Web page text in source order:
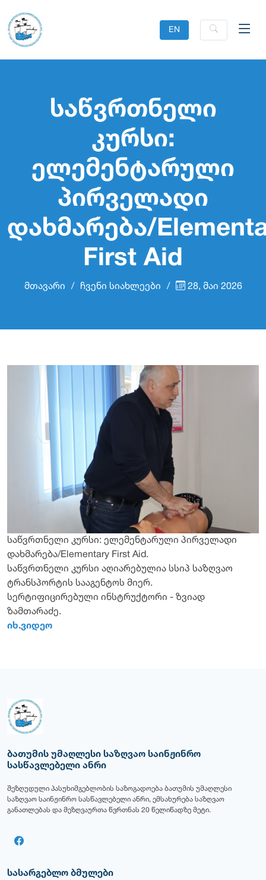
EN
საწვრთნელი
კურსი:
ელემენტარული
პირველადი
დახმარება/
First Aid
მთავარი ჩვენი სიახლეები 28, მაი 2026
საწვრთნელი კურსი: ელემენტარული პირველადი
დახმარება/Elementary First Aid.
საწვრთნელი კურსი აღიარებულია სსიპ საზღვაო
ტრანსპორტის სააგენტოს მიერ.
სერტიფიცირებული ინსტრუქტორი - ზვიად
ზამთარაძე.
იხ.ვიდეო
ბათუმის უმაღლესი საზღვაო საინჟინრო
სასწავლებელი ანრი
შეზღუდული პასუხიმგებლობის საზოგადოება ბათუმის უმაღლესი
საზღვაო საინჟინრო სასწავლებელი ანრი, ემსახურება საზღვაო
განათლებას და მეზღვაურთა წვრთნას 20 წელიწადზე მეტი.
სასარგებლო ბმულები